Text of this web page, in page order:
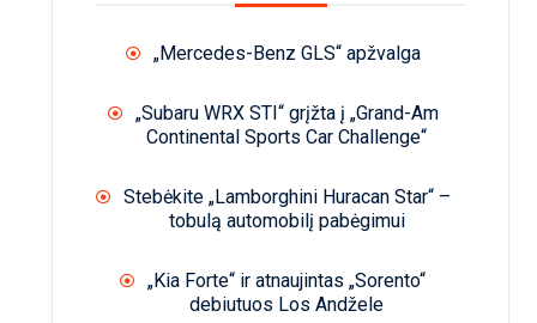
„Mercedes-Benz GLS“ apžvalga
„Subaru WRX STI“ grįžta į „Grand-Am
Continental Sports Car Challenge“
Stebėkite „Lamborghini Huracan Star“ –
tobulą automobilį pabėgimui
„Kia Forte“ ir atnaujintas „Sorento“
debiutuos Los Andžele